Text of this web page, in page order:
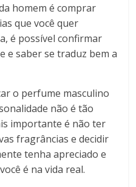
homem é comprar
que você quer
é possível confirmar
e saber se traduz bem a
o perfume masculino
não é tão
importante é não ter
fragrâncias e decidir
tenha apreciado e
é na vida real.